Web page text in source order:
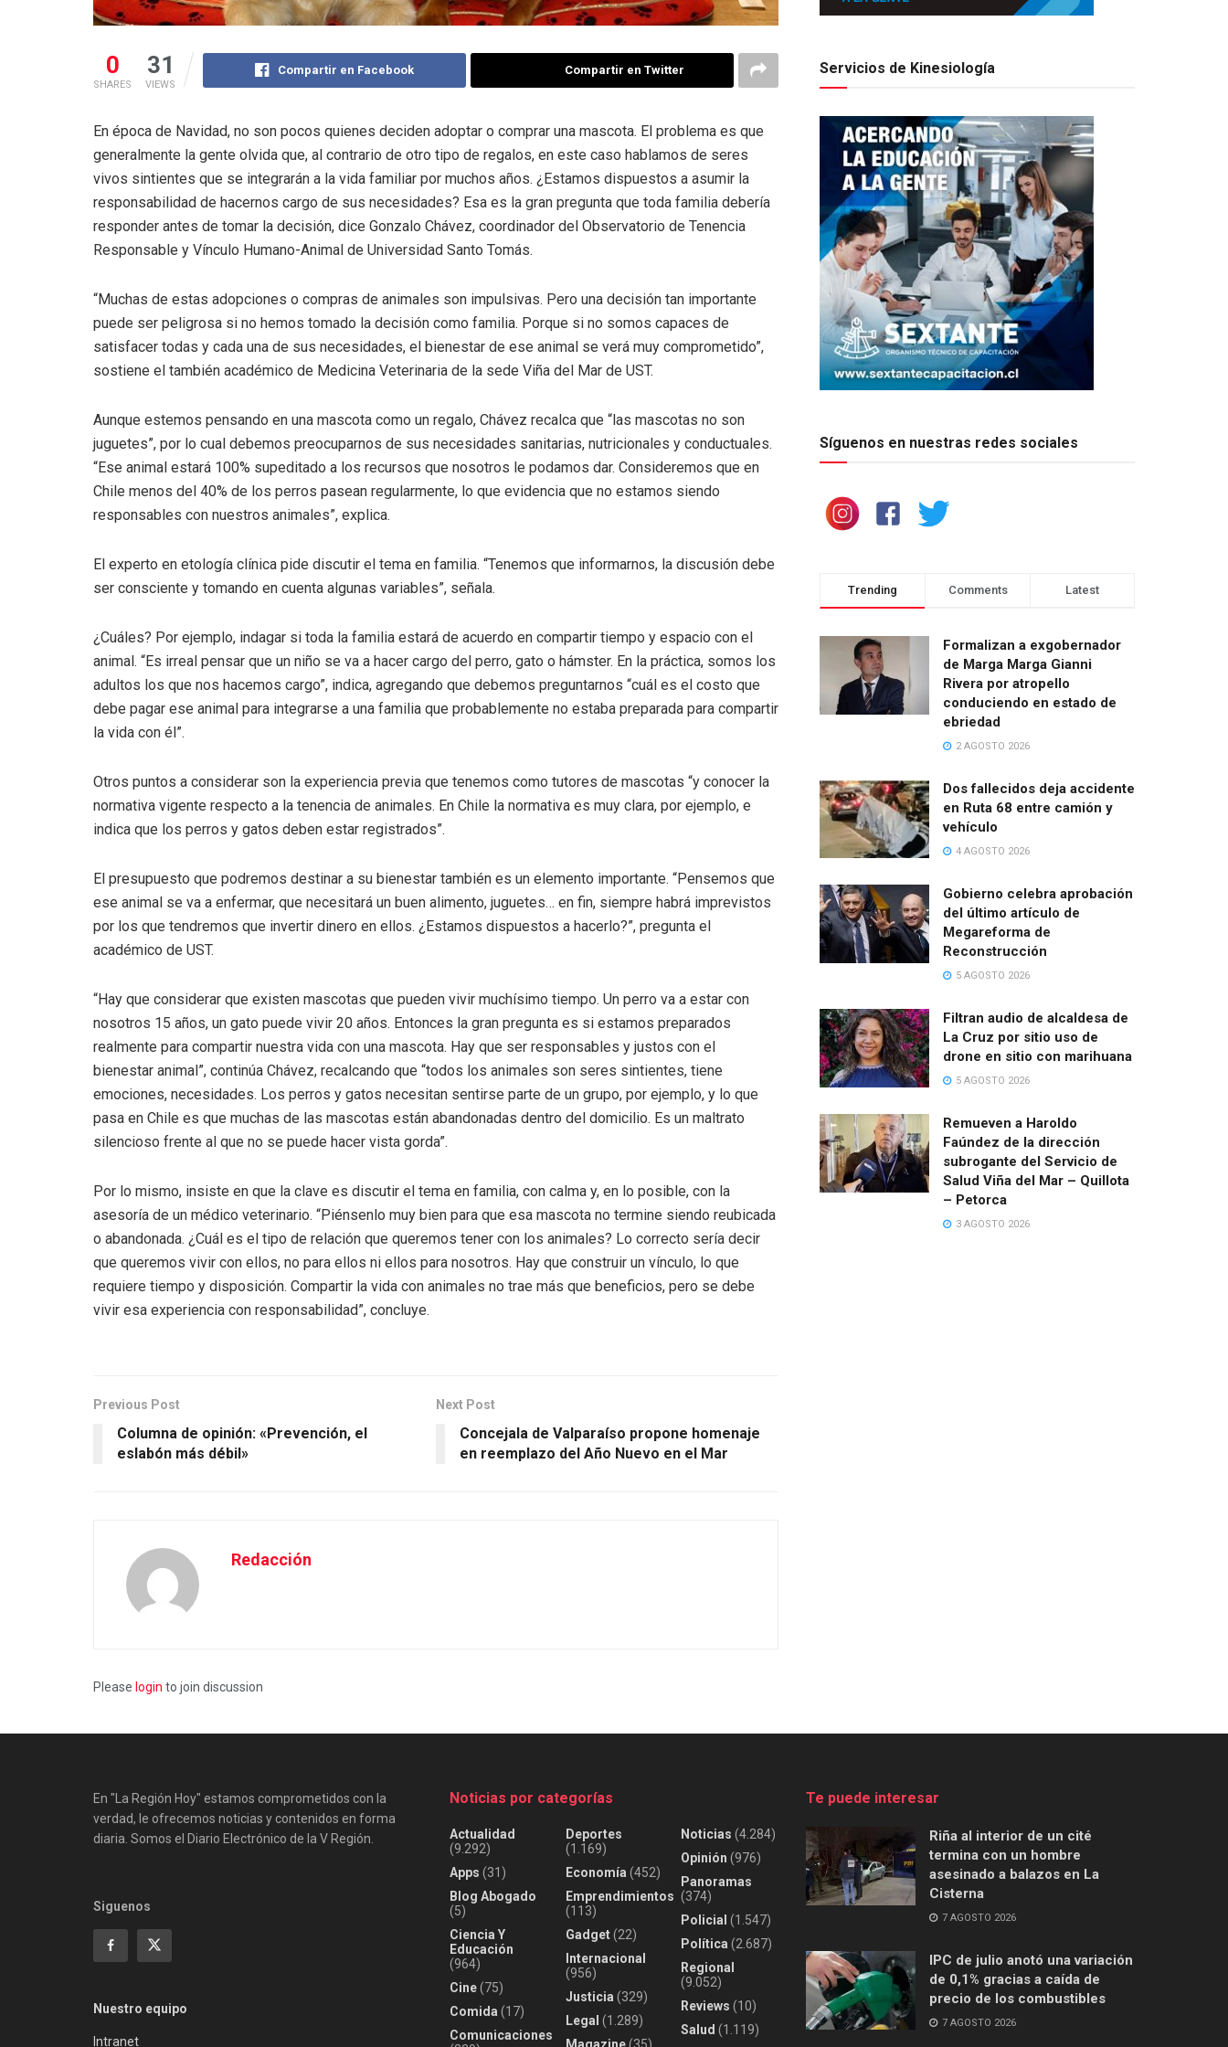
0
SHARES
31
VIEWS
Compartir en Facebook Compartir en Twitter
En época de Navidad, no son pocos quienes deciden adoptar o comprar una mascota. El problema es que
generalmente la gente olvida que, al contrario de otro tipo de regalos, en este caso hablamos de seres
vivos sintientes que se integrarán a la vida familiar por muchos años. ¿Estamos dispuestos a asumir la
responsabilidad de hacernos cargo de sus necesidades? Esa es la gran pregunta que toda familia debería
responder antes de tomar la decisión, dice Gonzalo Chávez, coordinador del Observatorio de Tenencia
Responsable y Vínculo Humano-Animal de Universidad Santo Tomás.
“Muchas de estas adopciones o compras de animales son impulsivas. Pero una decisión tan importante
puede ser peligrosa si no hemos tomado la decisión como familia. Porque si no somos capaces de
satisfacer todas y cada una de sus necesidades, el bienestar de ese animal se verá muy comprometido”,
sostiene el también académico de Medicina Veterinaria de la sede Viña del Mar de UST.
Aunque estemos pensando en una mascota como un regalo, Chávez recalca que “las mascotas no son
juguetes”, por lo cual debemos preocuparnos de sus necesidades sanitarias, nutricionales y conductuales.
“Ese animal estará 100% supeditado a los recursos que nosotros le podamos dar. Consideremos que en
Chile menos del 40% de los perros pasean regularmente, lo que evidencia que no estamos siendo
responsables con nuestros animales”, explica.
El experto en etología clínica pide discutir el tema en familia. “Tenemos que informarnos, la discusión debe
ser consciente y tomando en cuenta algunas variables”, señala.
¿Cuáles? Por ejemplo, indagar si toda la familia estará de acuerdo en compartir tiempo y espacio con el
animal. “Es irreal pensar que un niño se va a hacer cargo del perro, gato o hámster. En la práctica, somos los
adultos los que nos hacemos cargo”, indica, agregando que debemos preguntarnos “cuál es el costo que
debe pagar ese animal para integrarse a una familia que probablemente no estaba preparada para compartir
la vida con él”.
Otros puntos a considerar son la experiencia previa que tenemos como tutores de mascotas “y conocer la
normativa vigente respecto a la tenencia de animales. En Chile la normativa es muy clara, por ejemplo, e
indica que los perros y gatos deben estar registrados”.
El presupuesto que podremos destinar a su bienestar también es un elemento importante. “Pensemos que
ese animal se va a enfermar, que necesitará un buen alimento, juguetes… en fin, siempre habrá imprevistos
por los que tendremos que invertir dinero en ellos. ¿Estamos dispuestos a hacerlo?”, pregunta el
académico de UST.
“Hay que considerar que existen mascotas que pueden vivir muchísimo tiempo. Un perro va a estar con
nosotros 15 años, un gato puede vivir 20 años. Entonces la gran pregunta es si estamos preparados
realmente para compartir nuestra vida con una mascota. Hay que ser responsables y justos con el
bienestar animal”, continúa Chávez, recalcando que “todos los animales son seres sintientes, tiene
emociones, necesidades. Los perros y gatos necesitan sentirse parte de un grupo, por ejemplo, y lo que
pasa en Chile es que muchas de las mascotas están abandonadas dentro del domicilio. Es un maltrato
silencioso frente al que no se puede hacer vista gorda”.
Por lo mismo, insiste en que la clave es discutir el tema en familia, con calma y, en lo posible, con la
asesoría de un médico veterinario. “Piénsenlo muy bien para que esa mascota no termine siendo reubicada
o abandonada. ¿Cuál es el tipo de relación que queremos tener con los animales? Lo correcto sería decir
que queremos vivir con ellos, no para ellos ni ellos para nosotros. Hay que construir un vínculo, lo que
requiere tiempo y disposición. Compartir la vida con animales no trae más que beneficios, pero se debe
vivir esa experiencia con responsabilidad”, concluye.
Previous Post
Columna de opinión: «Prevención, el
eslabón más débil»
Next Post
Concejala de Valparaíso propone homenaje
en reemplazo del Año Nuevo en el Mar
Redacción
Please login to join discussion
Servicios de Kinesiología
Síguenos en nuestras redes sociales
Trending Comments Latest
Formalizan a exgobernador
de Marga Marga Gianni
Rivera por atropello
conduciendo en estado de
ebriedad
2 AGOSTO 2026
Dos fallecidos deja accidente
en Ruta 68 entre camión y
vehículo
4 AGOSTO 2026
Gobierno celebra aprobación
del último artículo de
Megareforma de
Reconstrucción
5 AGOSTO 2026
Filtran audio de alcaldesa de
La Cruz por sitio uso de
drone en sitio con marihuana
5 AGOSTO 2026
Remueven a Haroldo
Faúndez de la dirección
subrogante del Servicio de
Salud Viña del Mar – Quillota
– Petorca
3 AGOSTO 2026
En "La Región Hoy" estamos comprometidos con la
verdad, le ofrecemos noticias y contenidos en forma
diaria. Somos el Diario Electrónico de la V Región.
Siguenos
Nuestro equipo
Intranet
Noticias por categorías
Actualidad
(9.292)
Apps (31)
Blog Abogado
(5)
Ciencia Y
Educación
(964)
Cine(75)
Comida (17)
Comunicaciones
Deportes
(1.169)
Economía (452)
Emprendimientos
(113)
Gadget(22)
Internacional
(956)
Justicia (329)
Legal (1.289)
Magazine(35)
Noticias (4.284)
Opinión (976)
Panoramas
(374)
Policial (1.547)
Política (2.687)
Regional
(9.052)
Reviews (10)
Salud (1.119)
Te puede interesar
Riña al interior de un cité
termina con un hombre
asesinado a balazos en La
Cisterna
7 AGOSTO 2026
IPC de julio anotó una variación
de 0,1% gracias a caída de
precio de los combustibles
7 AGOSTO 2026